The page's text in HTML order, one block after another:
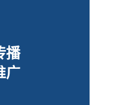
播
广